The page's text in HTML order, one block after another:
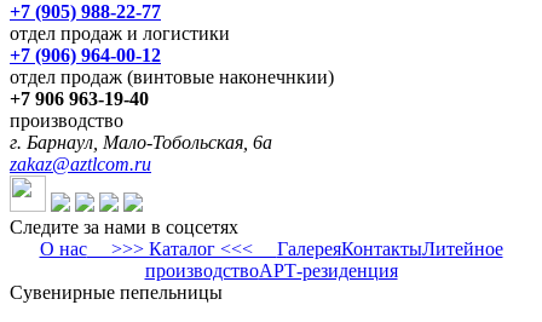
+7 (905) 988-22-77
отдел продаж и логистики
+7 (906) 964-00-12
отдел продаж (винтовые наконечнкии)
+7 906 963-19-40
производство
г. Барнаул, Мало-Тобольская, 6а
zakaz@aztlcom.ru
Следите за нами в соцсетях
О нас>>> Каталог <<< ГалереяКонтактыЛитейное
производствоАРТ-резиденция
Сувенирные пепельницы